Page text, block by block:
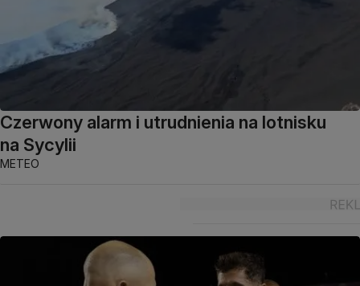
Czerwony alarm i utrudnienia na lotnisku
na Sycylii
METEO